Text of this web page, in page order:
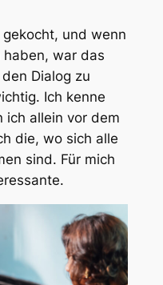
und wenn
war das
Dialog zu
Ich kenne
ich allein vor dem
die, wo sich alle
sind. Für mich